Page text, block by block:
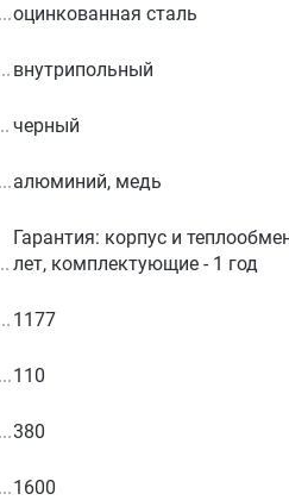
оцинкованная сталь
внутрипольный
черный
алюминий, медь
Гарантия: корпус и
лет, комплектующие - 1 год
1177
110
380
1600